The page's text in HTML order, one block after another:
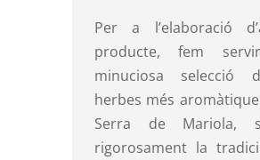
Per a l’elaboració
producte, fem
minuciosa selecció
herbes més
Serra de Mariola,
rigorosament la